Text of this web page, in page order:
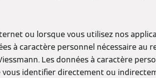
ou lorsque vous utilisez nos
à caractère personnel nécessaire au
Les données à caractère
identifier directement ou